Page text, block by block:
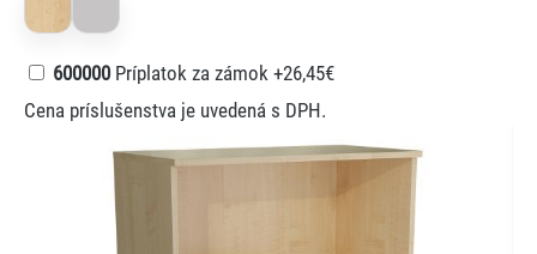
600000 Príplatok za zámok +26,45€
Cena príslušenstva je uvedená s DPH.